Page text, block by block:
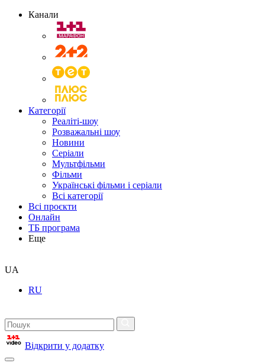
Канали
Категорії
Реаліті-шоу
Розважальні шоу
Новини
Серіали
Мультфільми
Фільми
Українські фільми і серіали
Всі категорії
Всі проєкти
Онлайн
ТБ програма
Еще
UA
RU
Відкрити у додатку